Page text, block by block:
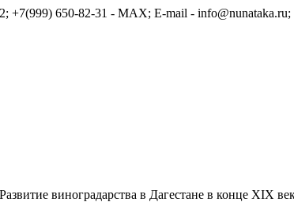
650-82-31 - MAX; E-mail - info@nunataka.ru;
Развитие виноградарства в Дагестане в конце XIX